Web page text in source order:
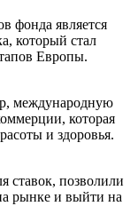
фонда является
который стал
Европы.
международную
которая
и здоровья.
ставок, позволили
рынке и выйти на